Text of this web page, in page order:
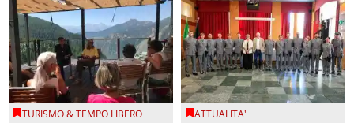
TURISMO & TEMPO LIBERO ATTUALITA'